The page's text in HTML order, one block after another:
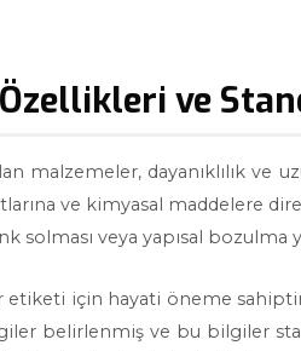
ve
malzemeler, dayanıklılık ve
ve kimyasal maddelere
solması veya yapısal bozulma
için hayati öneme
belirlenmiş ve bu bilgiler